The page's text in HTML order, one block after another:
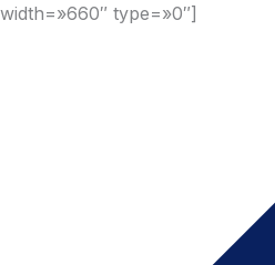
width=»660″ type=»0″]